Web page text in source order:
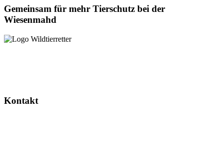
Gemeinsam für mehr Tierschutz bei der
Wiesenmahd
Kontakt